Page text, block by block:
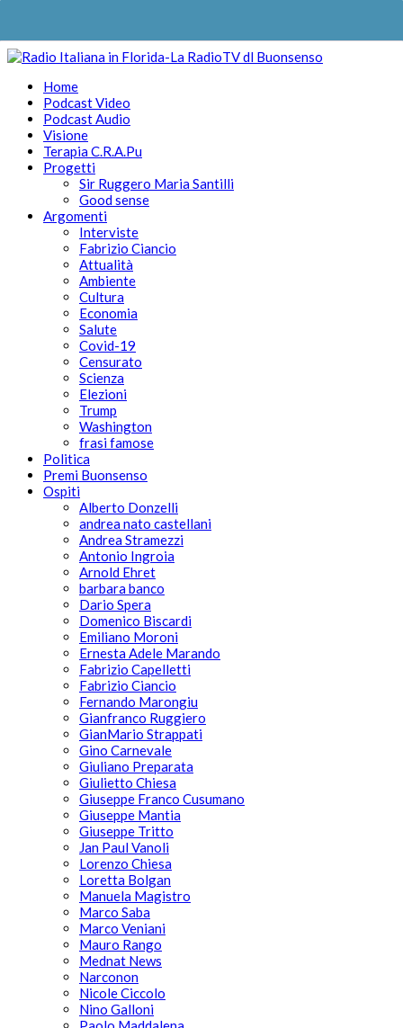
Home
Podcast Video
Podcast Audio
Visione
Terapia C.R.A.Pu
Progetti
Sir Ruggero Maria Santilli
Good sense
Argomenti
Interviste
Fabrizio Ciancio
Attualità
Ambiente
Cultura
Economia
Salute
Covid-19
Censurato
Scienza
Elezioni
Trump
Washington
frasi famose
Politica
Premi Buonsenso
Ospiti
Alberto Donzelli
andrea nato castellani
Andrea Stramezzi
Antonio Ingroia
Arnold Ehret
barbara banco
Dario Spera
Domenico Biscardi
Emiliano Moroni
Ernesta Adele Marando
Fabrizio Capelletti
Fabrizio Ciancio
Fernando Marongiu
Gianfranco Ruggiero
GianMario Strappati
Gino Carnevale
Giuliano Preparata
Giulietto Chiesa
Giuseppe Franco Cusumano
Giuseppe Mantia
Giuseppe Tritto
Jan Paul Vanoli
Lorenzo Chiesa
Loretta Bolgan
Manuela Magistro
Marco Saba
Marco Veniani
Mauro Rango
Mednat News
Narconon
Nicole Ciccolo
Nino Galloni